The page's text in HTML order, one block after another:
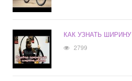
КАК УЗНАТЬ
2799